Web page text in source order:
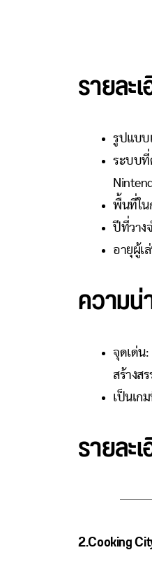
รายละ
รูปแบบ
ระบบที่
พื้นที่ใน
ปีที่วาง
อายุผู้เ
ความน่
จุดเด่น
สร้างส
เป็นเก
รายละ
2.Cooking